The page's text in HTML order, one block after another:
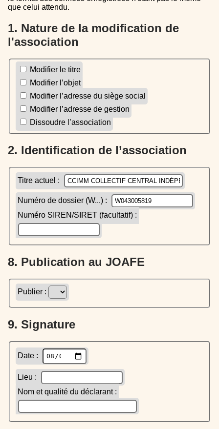
que celui attendu.
1. Nature de la modification de
l'association
Modifier le titre
Modifier l’objet
Modifier l’adresse du siège social
Modifier l’adresse de gestion
Dissoudre l’association
2. Identification de l’association
Titre actuel :
Numéro de dossier (W...) :
Numéro SIREN/SIRET (facultatif) :
8. Publication au JOAFE
Publier :
9. Signature
Date :
Lieu :
Nom et qualité du déclarant :